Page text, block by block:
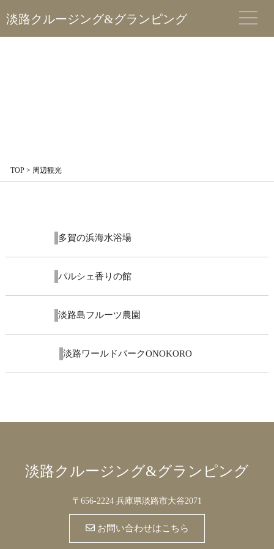
淡路クルージング&グランピング
TOP> 周辺観光
多賀の浜海水浴場
パルシェ香りの館
淡路島フルーツ農園
淡路ワールドパークONOKORO
淡路クルージング&グランピング
〒656-2224 兵庫県淡路市大谷2071
お問い合わせはこちら